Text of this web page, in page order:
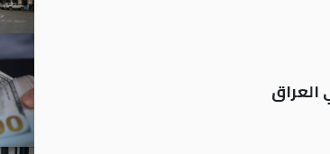
العراق